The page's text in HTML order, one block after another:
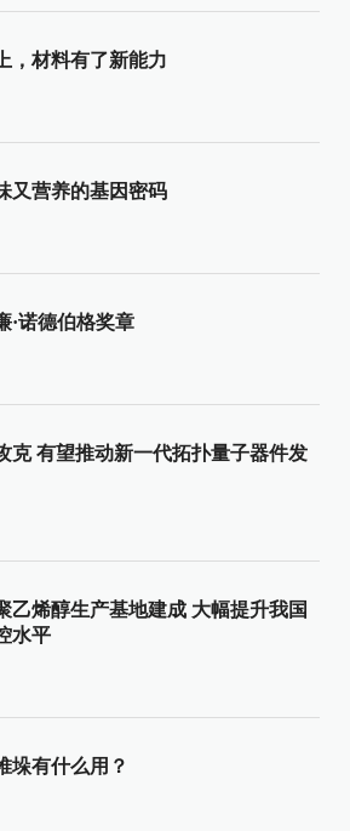
，材料有了新能力
又营养的基因密码
·诺德伯格奖章
克 有望推动新一代拓扑量子器件发
乙烯醇生产基地建成 大幅提升我国
水平
垛有什么用？